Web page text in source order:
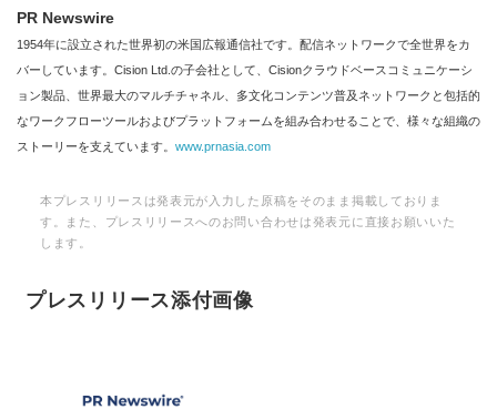
PR Newswire
1954年に設立された世界初の米国広報通信社です。配信ネットワークで全世界をカ
バーしています。Cision Ltd.の子会社として、Cisionクラウドベースコミュニケーシ
ョン製品、世界最大のマルチチャネル、多文化コンテンツ普及ネットワークと包括的
なワークフローツールおよびプラットフォームを組み合わせることで、様々な組織の
ストーリーを支えています。 www.prnasia.com
本プレスリリースは発表元が入力した原稿をそのまま掲載しておりま
す。また、プレスリリースへのお問い合わせは発表元に直接お願いいた
します。
プレスリリース添付画像